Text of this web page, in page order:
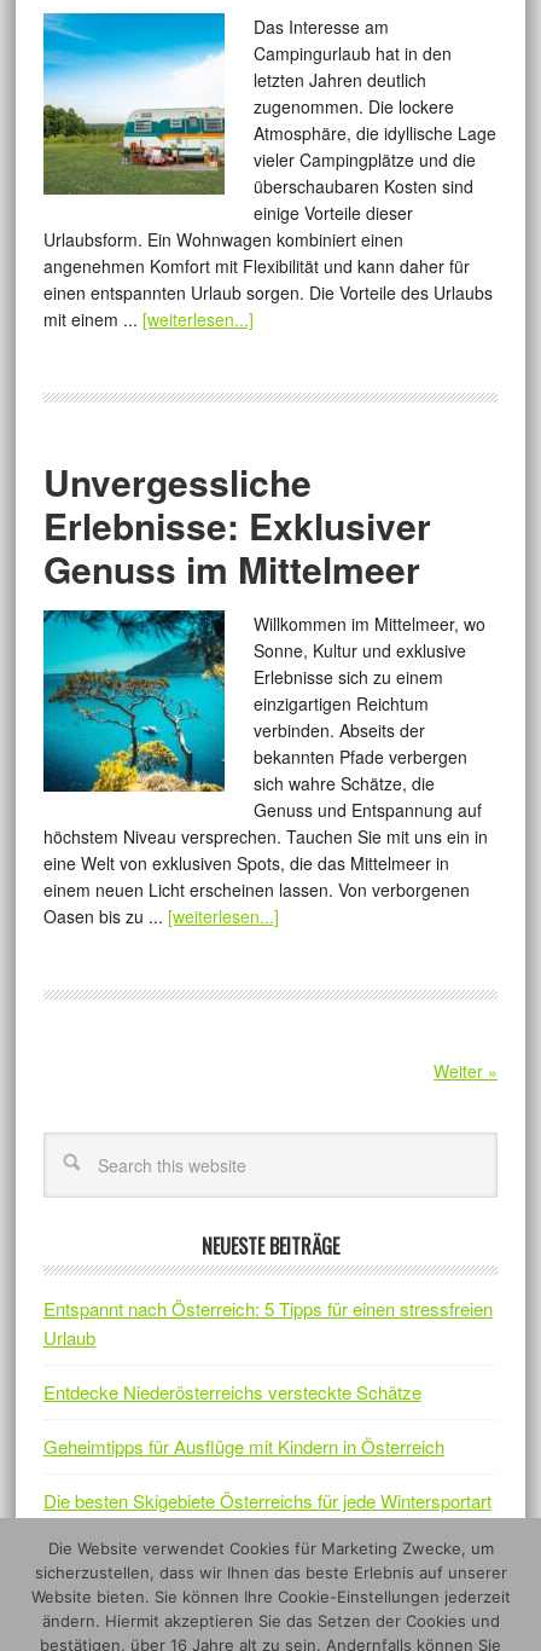
Das Interesse am
Campingurlaub hat in den
letzten Jahren deutlich
zugenommen. Die lockere
Atmosphäre, die idyllische Lage
vieler Campingplätze und die
überschaubaren Kosten sind
einige Vorteile dieser
Urlaubsform. Ein Wohnwagen kombiniert einen
angenehmen Komfort mit Flexibilität und kann daher für
einen entspannten Urlaub sorgen. Die Vorteile des Urlaubs
mit einem ... [weiterlesen...]
Unvergessliche
Erlebnisse: Exklusiver
Genuss im Mittelmeer
Willkommen im Mittelmeer, wo
Sonne, Kultur und exklusive
Erlebnisse sich zu einem
einzigartigen Reichtum
verbinden. Abseits der
bekannten Pfade verbergen
sich wahre Schätze, die
Genuss und Entspannung auf
höchstem Niveau versprechen. Tauchen Sie mit uns ein in
eine Welt von exklusiven Spots, die das Mittelmeer in
einem neuen Licht erscheinen lassen. Von verborgenen
Oasen bis zu ... [weiterlesen...]
Weiter »
NEUESTE BEITRÄGE
Entspannt nach Österreich: 5 Tipps für einen stressfreien
Urlaub
Entdecke Niederösterreichs versteckte Schätze
Geheimtipps für Ausflüge mit Kindern in Österreich
Die besten Skigebiete Österreichs für jede Wintersportart
Österreichs Naturjuwelen – Fünf Nationalparks, die sich
lohnen
Die Website verwendet Cookies für Marketing Zwecke, um
sicherzustellen, dass wir Ihnen das beste Erlebnis auf unserer
Website bieten. Sie können Ihre Cookie-Einstellungen jederzeit
ändern. Hiermit akzeptieren Sie das Setzen der Cookies und
bestätigen, über 16 Jahre alt zu sein. Andernfalls können Sie